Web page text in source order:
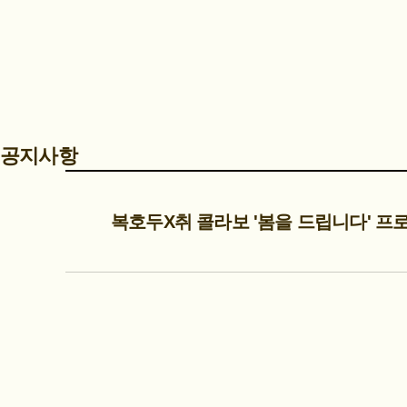
공지사항
복호두X취 콜라보 '봄을 드립니다' 프